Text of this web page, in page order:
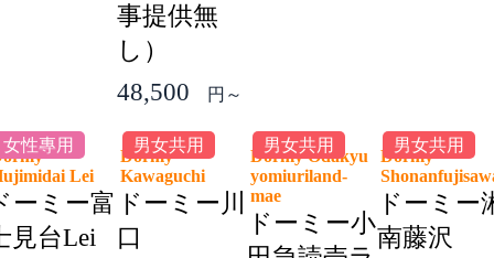
事提供無
し）
48,500
円～
女性專用
Lei
ーミー富
見台Lei
男女共用
Dormy
Kawaguchi
ドーミー川
口
男女共用
Dormy Odakyu
yomiuriland-
mae
ドーミー小
男女共用
Dormy
ドーミー
南藤沢